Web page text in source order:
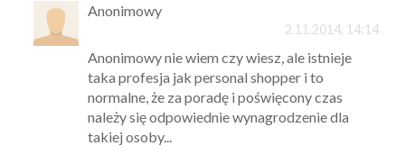
Anonimowy
2.11.2014, 14:14
Anonimowy nie wiem czy wiesz, ale istnieje
taka profesja jak personal shopper i to
normalne, że za poradę i poświęcony czas
należy się odpowiednie wynagrodzenie dla
takiej osoby...